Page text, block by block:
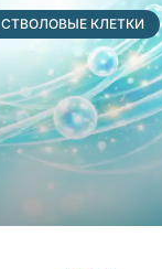
СТВОЛОВЫЕ КЛЕТКИ